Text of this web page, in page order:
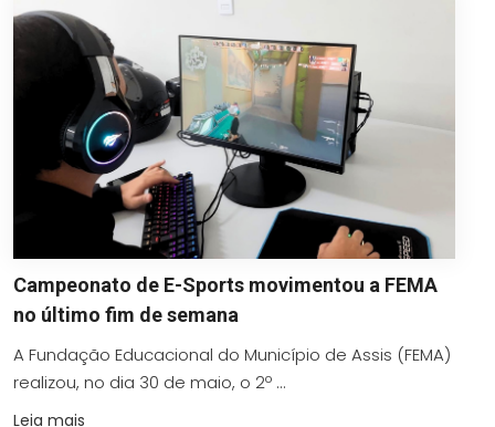
Campeonato de E-Sports movimentou a FEMA
no último fim de semana
A Fundação Educacional do Município de Assis (FEMA)
realizou, no dia 30 de maio, o 2º ...
Leia mais